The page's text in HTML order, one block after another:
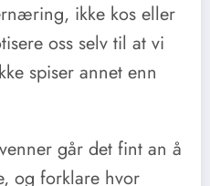
ikke kos eller
oss selv til at vi
spiser annet enn
går det fint an å
og forklare hvor